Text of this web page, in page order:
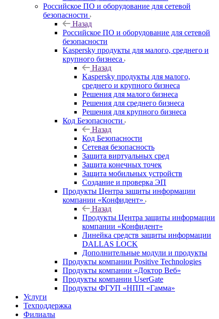
Российское ПО и оборудование для сетевой
безопасности
Назад
Российское ПО и оборудование для сетевой
безопасности
Kaspersky продукты для малого, среднего и
крупного бизнеса
Назад
Kaspersky продукты для малого,
среднего и крупного бизнеса
Решения для малого бизнеса
Решения для среднего бизнеса
Решения для крупного бизнеса
Код Безопасности
Назад
Код Безопасности
Сетевая безопасность
Защита виртуальных сред
Защита конечных точек
Защита мобильных устройств
Создание и проверка ЭП
Продукты Центра защиты информации
компании «Конфидент»
Назад
Продукты Центра защиты информации
компании «Конфидент»
Линейка средств защиты информации
DALLAS LOCK
Дополнительные модули и продукты
Продукты компании Positive Technologies
Продукты компании «Доктор Веб»
Продукты компании UserGate
Продукты ФГУП «НПП «Гамма»
Услуги
Техподдержка
Филиалы